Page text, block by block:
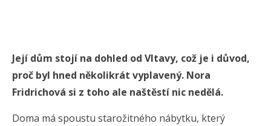
Její dům stojí na dohled od Vltavy, což je i důvod,
proč byl hned několikrát vyplavený. Nora
Fridrichová si z toho ale naštěstí nic nedělá.
Doma má spoustu starožitného nábytku, který